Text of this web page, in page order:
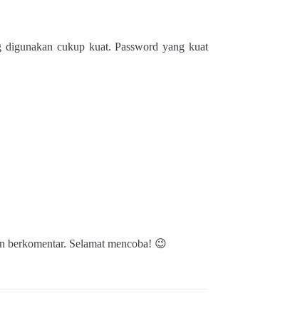
cukup kuat. Password yang kuat
berkomentar. Selamat mencoba! 😉